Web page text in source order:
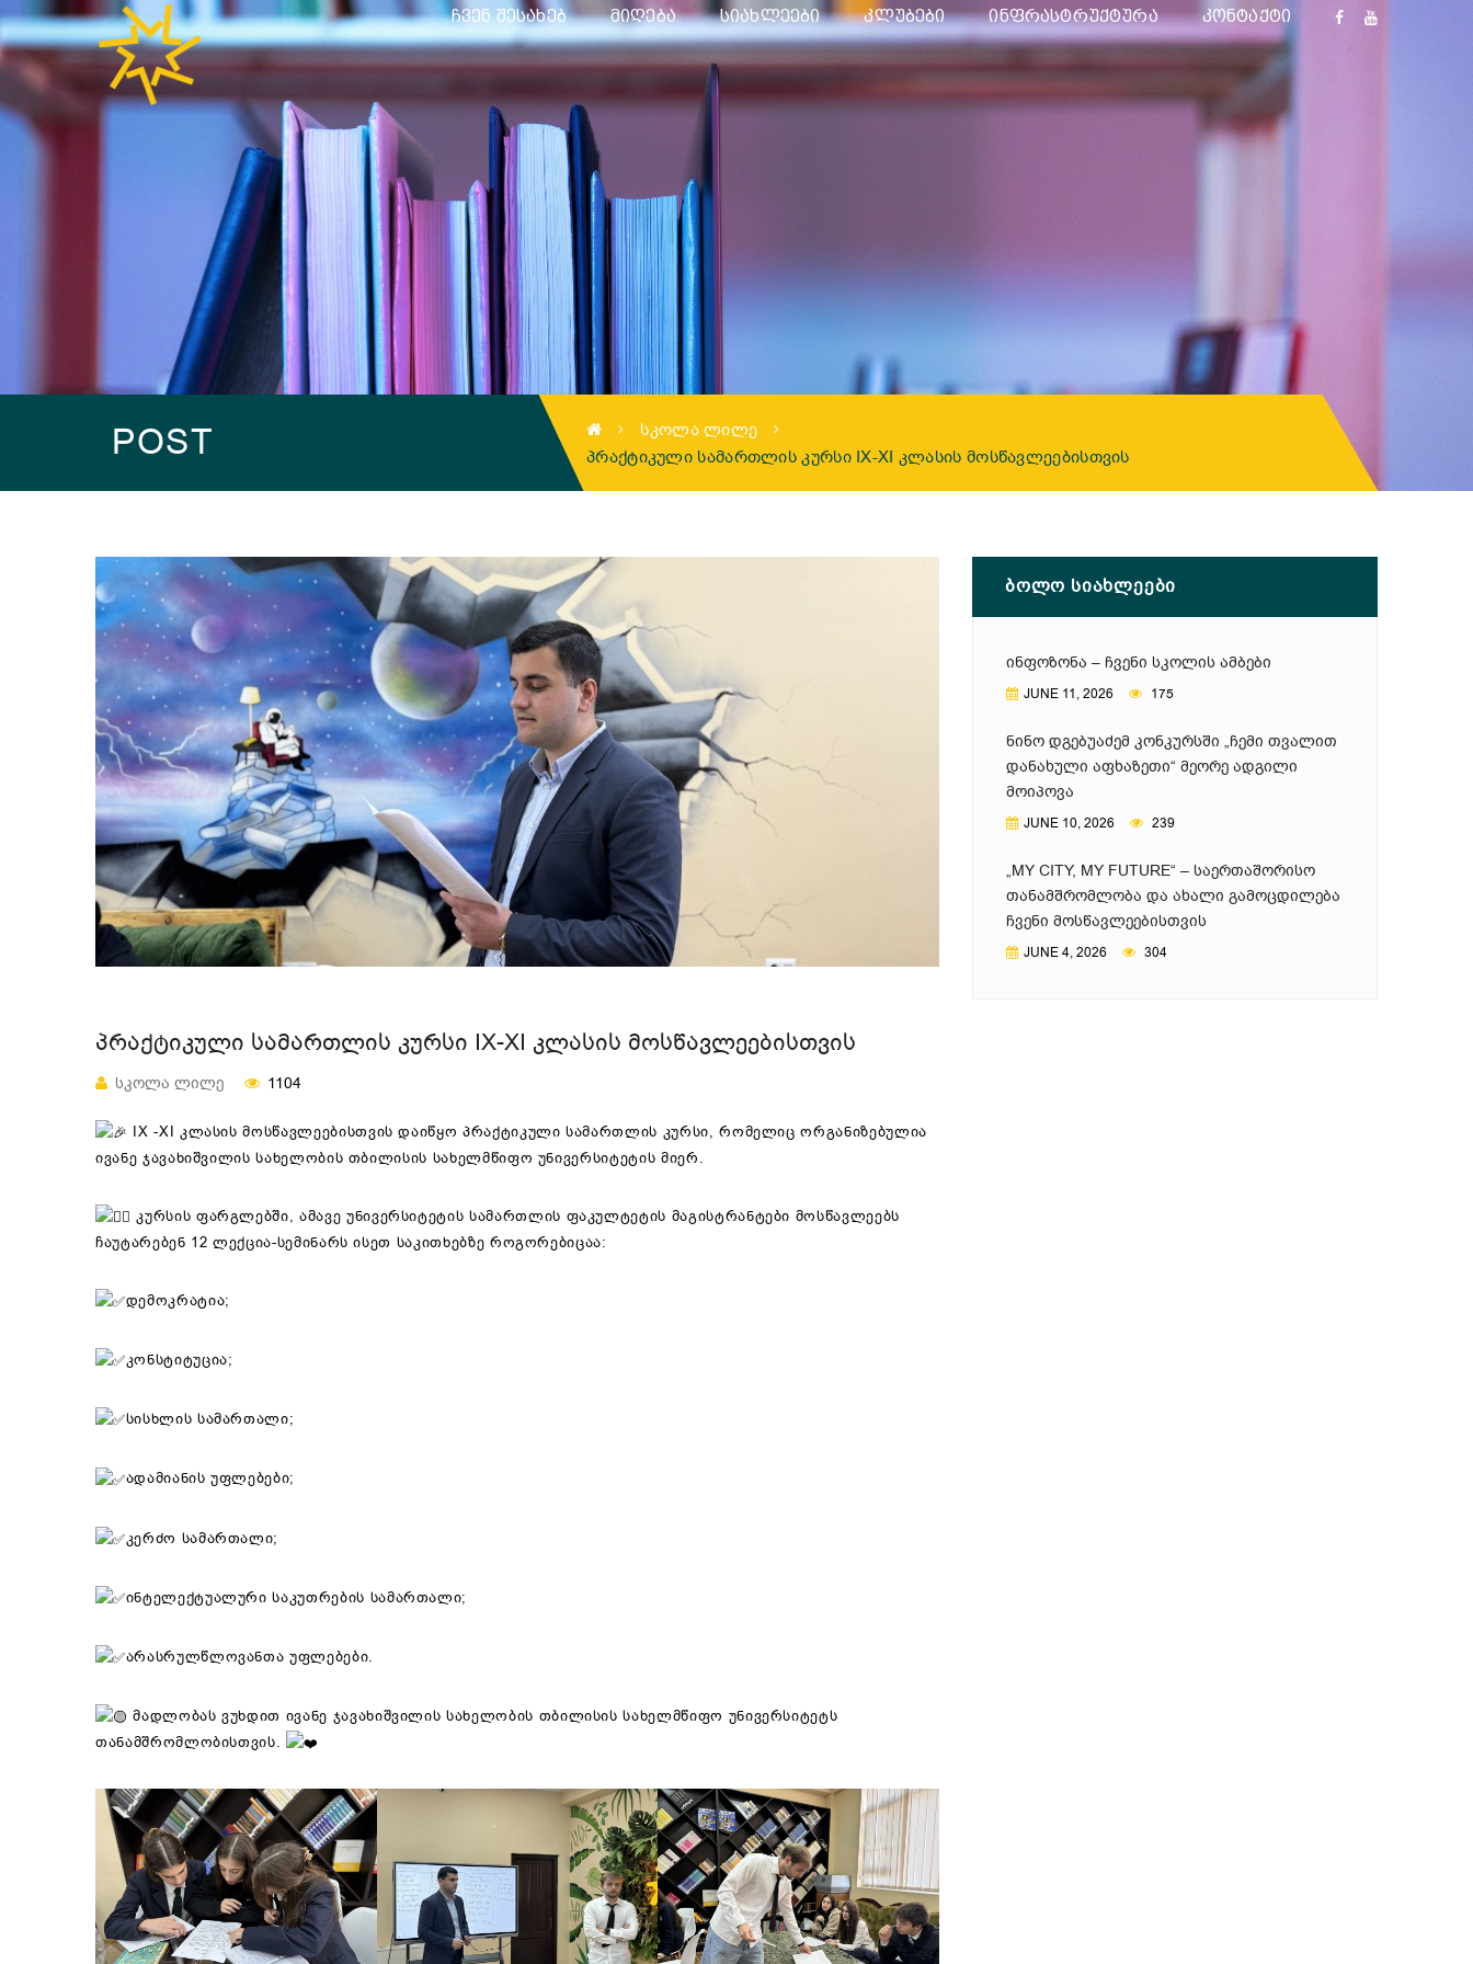
ᲩᲕᲔᲜ ᲨᲔᲡᲐᲮᲔᲑ ᲛᲘᲦᲔᲑᲐ ᲡᲘᲐᲮᲚᲔᲔᲑᲘ ᲙᲚᲣᲑᲔᲑᲘ ᲘᲜᲤᲠᲐᲡᲢᲠᲣᲥᲢᲣᲠᲐ ᲙᲝᲜᲢᲐᲥᲢᲘ
POST
ᲡᲙᲝᲚᲐ ᲚᲘᲚᲔ
ᲞᲠᲐᲥᲢᲘᲙᲣᲚᲘ ᲡᲐᲛᲐᲠᲗᲚᲘᲡ ᲙᲣᲠᲡᲘ IX-XI ᲙᲚᲐᲡᲘᲡ ᲛᲝᲡᲬᲐᲕᲚᲔᲔᲑᲘᲡᲗᲕᲘᲡ
ᲞᲠᲐᲥᲢᲘᲙᲣᲚᲘ ᲡᲐᲛᲐᲠᲗᲚᲘᲡ ᲙᲣᲠᲡᲘ IX-XI ᲙᲚᲐᲡᲘᲡ ᲛᲝᲡᲬᲐᲕᲚᲔᲔᲑᲘᲡᲗᲕᲘᲡ
ᲡᲙᲝᲚᲐ ᲚᲘᲚᲔ 1104
IX -XI კლასის მოსწავლეებისთვის დაიწყო პრაქტიკული სამართლის კურსი, რომელიც ორგანიზებულია
ივანე ჯავახიშვილის სახელობის თბილისის სახელმწიფო უნივერსიტეტის მიერ.
კურსის ფარგლებში, ამავე უნივერსიტეტის სამართლის ფაკულტეტის მაგისტრანტები მოსწავლეებს
ჩაუტარებენ 12 ლექცია-სემინარს ისეთ საკითხებზე როგორებიცაა:
დემოკრატია;
კონსტიტუცია;
სისხლის სამართალი;
ადამიანის უფლებები;
კერძო სამართალი;
ინტელექტუალური საკუთრების სამართალი;
არასრულწლოვანთა უფლებები.
მადლობას ვუხდით ივანე ჯავახიშვილის სახელობის თბილისის სახელმწიფო უნივერსიტეტს
თანამშრომლობისთვის.
ᲑᲝᲚᲝ ᲡᲘᲐᲮᲚᲔᲔᲑᲘ
ᲘᲜᲤᲝᲖᲝᲜᲐ – ᲩᲕᲔᲜᲘ ᲡᲙᲝᲚᲘᲡ ᲐᲛᲑᲔᲑᲘ
JUNE 11, 2026 175
ᲜᲘᲜᲝ ᲓᲒᲔᲑᲣᲐᲫᲔᲛ ᲙᲝᲜᲙᲣᲠᲡᲨᲘ „ᲩᲔᲛᲘ ᲗᲕᲐᲚᲘᲗ
ᲓᲐᲜᲐᲮᲣᲚᲘ ᲐᲤᲮᲐᲖᲔᲗᲘ“ ᲛᲔᲝᲠᲔ ᲐᲓᲒᲘᲚᲘ
ᲛᲝᲘᲞᲝᲕᲐ
JUNE 10, 2026 239
„MY CITY, MY FUTURE“ – ᲡᲐᲔᲠᲗᲐᲨᲝᲠᲘᲡᲝ
ᲗᲐᲜᲐᲛᲨᲠᲝᲛᲚᲝᲑᲐ ᲓᲐ ᲐᲮᲐᲚᲘ ᲒᲐᲛᲝᲪᲓᲘᲚᲔᲑᲐ
ᲩᲕᲔᲜᲘ ᲛᲝᲡᲬᲐᲕᲚᲔᲔᲑᲘᲡᲗᲕᲘᲡ
JUNE 4, 2026 304